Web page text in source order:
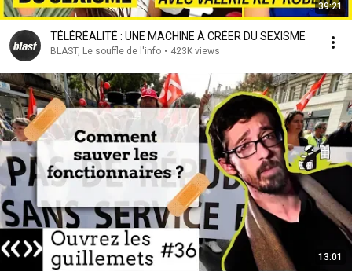
39:21
TÉLÉRÉALITÉ : UNE MACHINE À CRÉER DU SEXISME
BLAST, Le souffle de l'info • 423K views
13:01